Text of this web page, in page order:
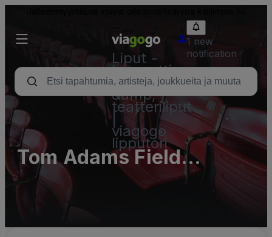
Liput -
konsertti,
urheilu
&amp;
teatteriliput
viagogo
lipputori
1 new
notification
Tom Adams Field
Parking Lots (InActive)